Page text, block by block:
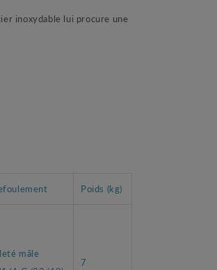
inoxydable lui procure une
Poids (kg)
mâle
7